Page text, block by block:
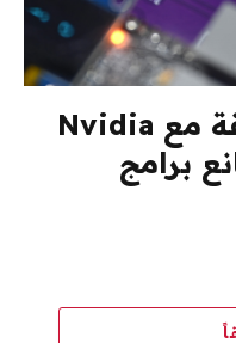
تعمل العلاقة المتعمقة مع Nvidia
برامج